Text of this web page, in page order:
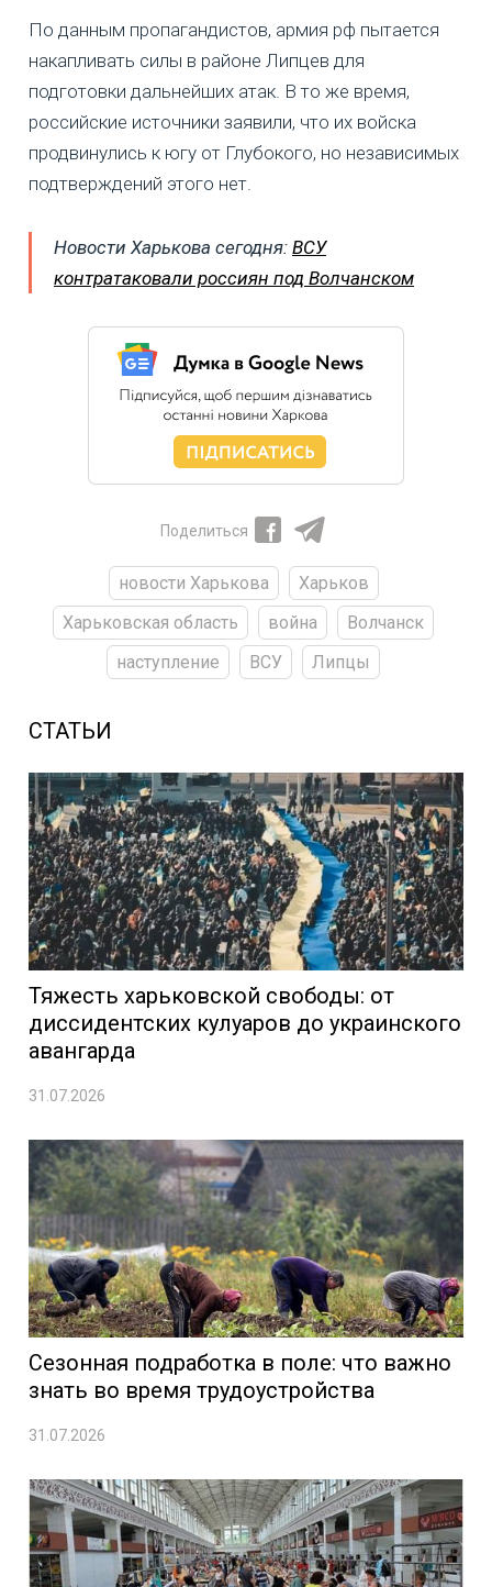
По данным пропагандистов, армия рф пытается
накапливать силы в районе Липцев для
подготовки дальнейших атак. В то же время,
российские источники заявили, что их войска
продвинулись к югу от Глубокого, но независимых
подтверждений этого нет.
Новости Харькова сегодня: ВСУ
контратаковали россиян под Волчанском
Поделиться
новости Харькова
Харьков
Харьковская область
война
Волчанск
наступление
ВСУ Липцы
СТАТЬИ
Тяжесть харьковской свободы: от
диссидентских кулуаров до украинского
авангарда
31.07.2026
Сезонная подработка в поле: что важно
знать во время трудоустройства
31.07.2026